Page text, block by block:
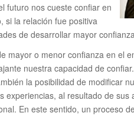
futuro nos cueste confiar en
si la relación fue positiva
de desarrollar mayor
mayor o menor confianza en el
nuestra capacidad de
la posibilidad de modificar
experiencias, al resultado de
En este sentido, un proceso de